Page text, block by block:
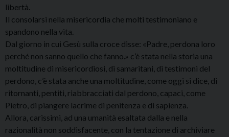
libertà.
Il consolarsi nella misericordia che molti testimoniano e
spandono nella vita.
Dal giorno in cui Gesù sulla croce disse: «Padre, perdona loro
perché non sanno quello che fanno.» c’è stata nella storia una
moltitudine di misericordiosi, di samaritani, di testimoni del
perdono, c’è stata anche una moltitudine, come oggi si dice, di
ritornanti, pentiti, riabbracciati dal perdono, capaci, come
Pietro, di piangere lacrime di penitenza e di sapienza.
Allora, carissimi, ad una umanità esaltata dalla e nella
razionalità non soddisfacente, con la tentazione di archiviare